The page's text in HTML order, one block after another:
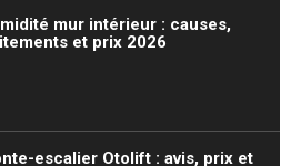
mur intérieur : causes,
et prix 2026
escalier Otolift : avis, prix et